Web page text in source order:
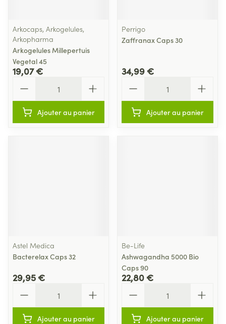
Arkocaps, Arkogelules,
Arkopharma
Arkogelules Millepertuis
Vegetal 45
19,07 €
Ajouter au panier
Perrigo
Zaffranax Caps 30
34,99 €
Ajouter au panier
Astel Medica
Bacterelax Caps 32
29,95 €
Ajouter au panier
Be-Life
Ashwagandha 5000 Bio
Caps 90
22,80 €
Ajouter au panier